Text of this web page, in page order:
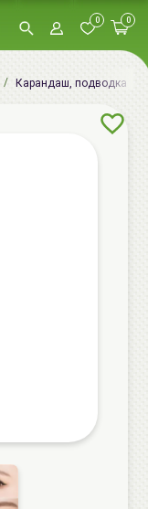
0 0
Карандаш, подводка